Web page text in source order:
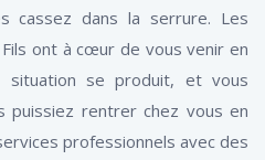
cassez dans la serrure. Les
ont à cœur de vous venir en
se produit, et vous
puissiez rentrer chez vous en
professionnels avec des